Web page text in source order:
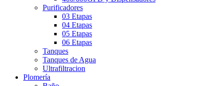
Purificadores
03 Etapas
04 Etapas
05 Etapas
06 Etapas
Tanques
Tanques de Agua
Ultrafiltracion
Plomería